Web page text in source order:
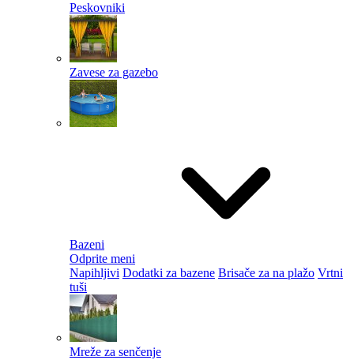
Peskovniki
Zavese za gazebo
Bazeni
Odprite meni
Napihljivi Dodatki za bazene Brisače za na plažo Vrtni
tuši
Mreže za senčenje